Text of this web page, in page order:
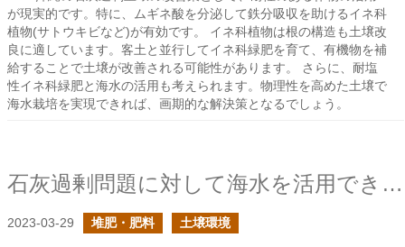
が現実的です。特に、ムギネ酸を分泌して鉄分吸収を助けるイネ科
植物(サトウキビなど)が有効です。 イネ科植物は根の構造も土壌改
良に適しています。客土と並行してイネ科緑肥を育て、有機物を補
給することで土壌が改善される可能性があります。 さらに、耐塩
性イネ科緑肥と海水の活用も考えられます。物理性を高めた土壌で
海水栽培を実現できれば、画期的な解決策となるでしょう。
石灰過剰問題に対して海水を活用できるか？
2023-03-29 堆肥・肥料 土壌環境